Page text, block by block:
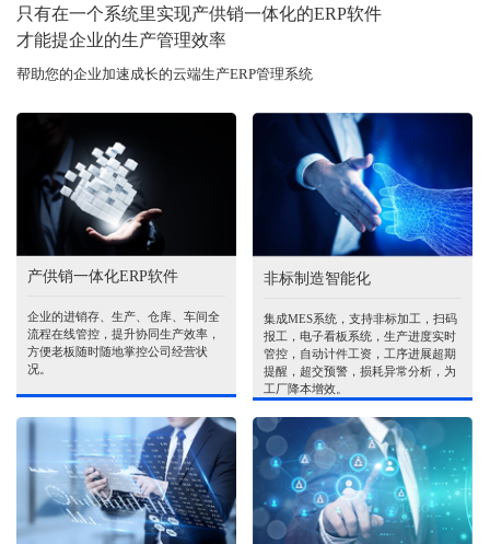
只有在一个系统里实现产供销一体化的ERP软件
才能提企业的生产管理效率
帮助您的企业加速成长的云端生产ERP管理系统
产供销一体化ERP软件
企业的进销存、生产、仓库、车间全
流程在线管控，提升协同生产效率，
方便老板随时随地掌控公司经营状
况。
非标制造智能化
集成MES系统，支持非标加工，扫码
报工，电子看板系统，生产进度实时
管控，自动计件工资，工序进展超期
提醒，超交预警，损耗异常分析，为
工厂降本增效。